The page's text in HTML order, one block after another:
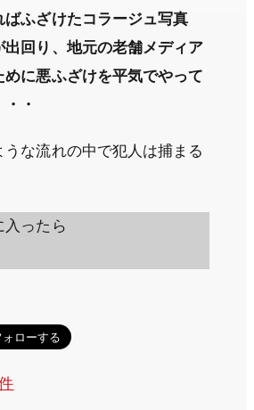
ばふざけたコラージュ写真
出回り、地元の老舗メディア
めに悪ふざけを平気でやって
・
な流れの中で犯人は捕まる
入ったら